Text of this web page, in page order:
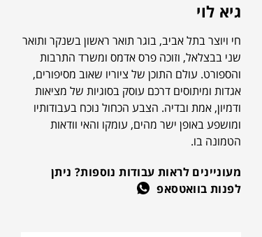
גיא לוי
חי ויוצר בתל אביב, בוגר תואר ראשון בשנקר ותואר
שני בבצלאל, וזוכה פרס אדמס ומשרד התרבות
והספורט. עולם התוכן של ציוריו שאוב מסיפורים,
אגדות ומיתוסים דרכם עוסק בסוגיות של מציאות
ודמיון, אמת ובדיה. הצבע הכחול נוכח בעבודותיו
ומושפע באופן ישר מהים, עומקו והאי וודאות
הטמונה בו.
מעוניינים לראות עבודות נוספות? ניתן
לפנות בוואטסאפ